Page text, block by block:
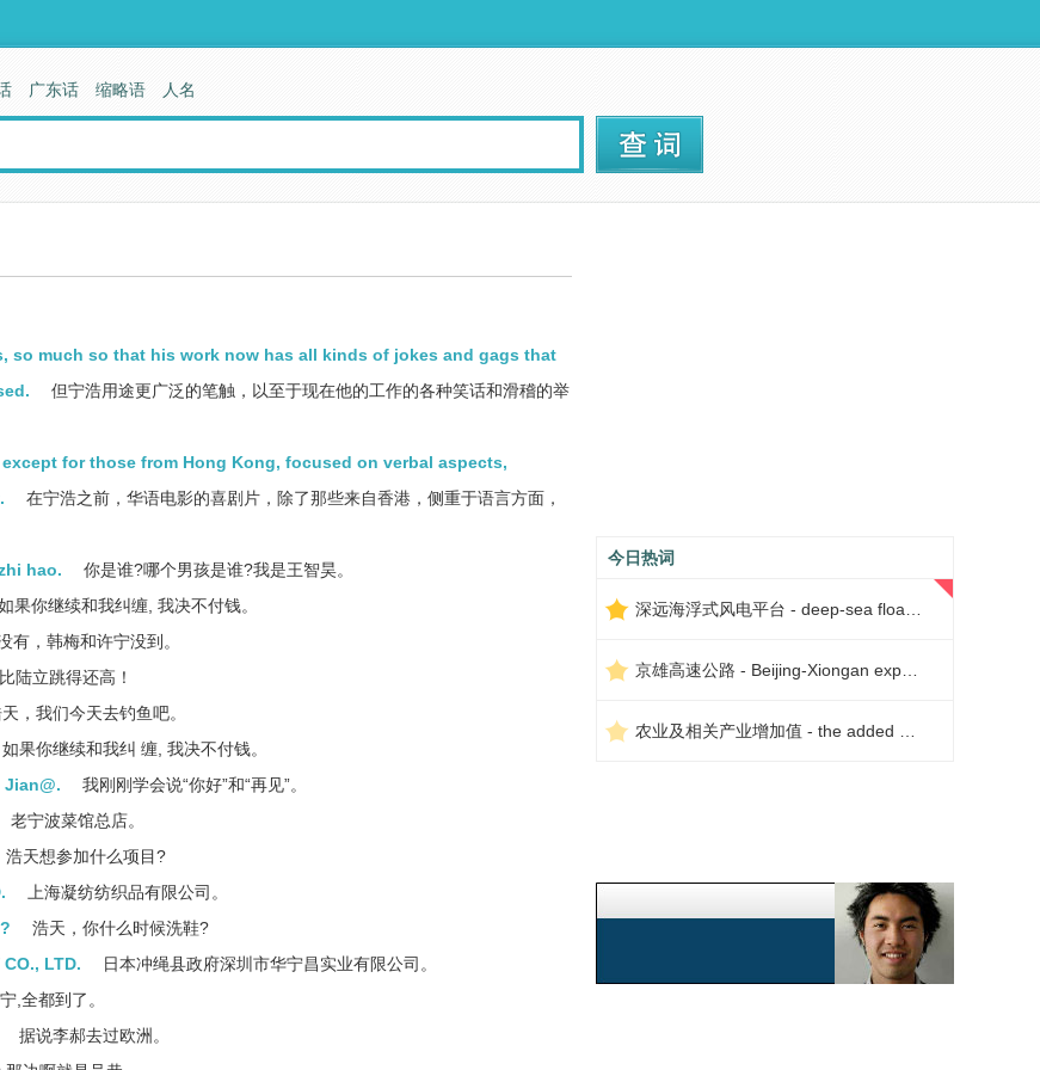
so much so that his work now has all kinds of jokes and gags that
但宁浩用途更广泛的笔触，以至于现在他的工作的各种笑话和滑稽的举
for those from Hong Kong, focused on verbal aspects,
在宁浩之前，华语电影的喜剧片，除了那些来自香港，侧重于语言方面，
hao.
你是谁?哪个男孩是谁?我是王智昊。
果你继续和我纠缠, 我决不付钱。
有，韩梅和许宁没到。
陆立跳得还高！
，我们今天去钓鱼吧。
如果你继续和我纠 缠, 我决不付钱。
我刚刚学会说“你好”和“再见”。
老宁波菜馆总店。
浩天想参加什么项目?
上海凝纺纺织品有限公司。
浩天，你什么时候洗鞋?
CO., LTD.
日本冲绳县政府深圳市华宁昌实业有限公司。
,全都到了。
据说李郝去过欧洲。
今日热词
广东话 缩略语 人名